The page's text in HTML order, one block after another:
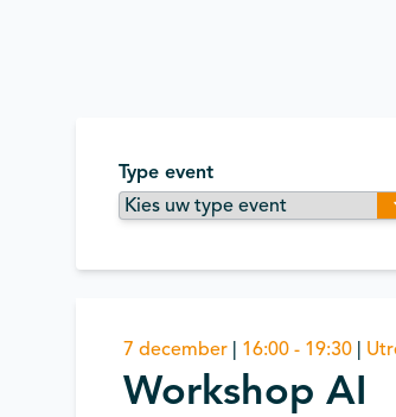
Type event
7 december 16:00 - 19:30
Workshop AI